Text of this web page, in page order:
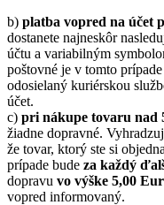
b) platba vopred na účet
dostanete najneskôr
účtu a variabilným
poštovné je v tomto
odosielaný kuriérskou
účet.
c) pri nákupe tovaru nad
žiadne dopravné.
že tovar, ktorý ste si
prípade bude za každý
dopravu vo výške 5,00 Eur
vopred informovaný.